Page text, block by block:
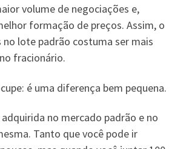
volume de negociações e,
formação de preços. Assim, o
no lote padrão costuma ser mais
fracionário.
é uma diferença bem pequena.
no mercado padrão e no
Tanto que você pode ir